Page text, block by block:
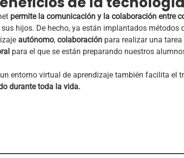
permite la comunicación y la colaboración entre
hijos. De hecho, ya están implantados
autónomo, colaboración para realizar una
para el que se están preparando nuestros
entorno virtual de aprendizaje también facilita el
durante toda la vida.